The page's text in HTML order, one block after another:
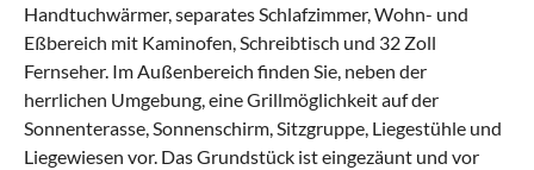
Handtuchwärmer, separates Schlafzimmer, Wohn- und
Eßbereich mit Kaminofen, Schreibtisch und 32 Zoll
Fernseher. Im Außenbereich finden Sie, neben der
herrlichen Umgebung, eine Grillmöglichkeit auf der
Sonnenterasse, Sonnenschirm, Sitzgruppe, Liegestühle und
Liegewiesen vor. Das Grundstück ist eingezäunt und vor